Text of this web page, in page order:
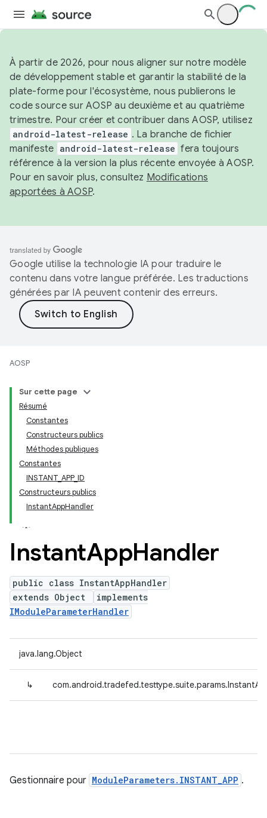
À partir de 2026, pour nous aligner sur notre modèle
de développement stable et garantir la stabilité de la
plate-forme pour l'écosystème, nous publierons le
code source sur AOSP au deuxième et au quatrième
trimestre. Pour créer et contribuer dans AOSP, utilisez
android-latest-release . La branche de fichier
manifeste android-latest-release fera toujours
référence à la version la plus récente envoyée à AOSP.
Pour en savoir plus, consultez Modifications
apportées à AOSP.
Google utilise la technologie IA pour traduire le
contenu dans votre langue préférée. Les traductions
générées par IA peuvent contenir des erreurs.
AOSP
Sur cette page
Résumé
Constantes
Constructeurs publics
Méthodes publiques
Constantes
INSTANT_APP_ID
Constructeurs publics
InstantAppHandler
InstantAppHandler
public class InstantAppHandler
extends Object
implements
IModuleParameterHandler
java.lang.Object
↳
Gestionnaire pour ModuleParameters.INSTANT_APP .